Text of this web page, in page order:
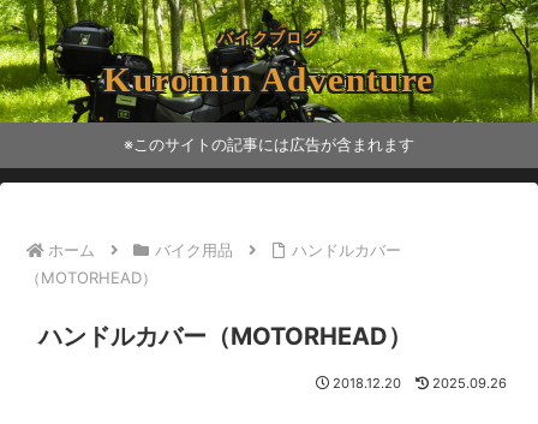
バイクブログ
Kuromin Adventure
※このサイトの記事には広告が含まれます
ホーム バイク用品
ハンドルカバー
（MOTORHEAD）
ハンドルカバー（MOTORHEAD）
2018.12.20 2025.09.26